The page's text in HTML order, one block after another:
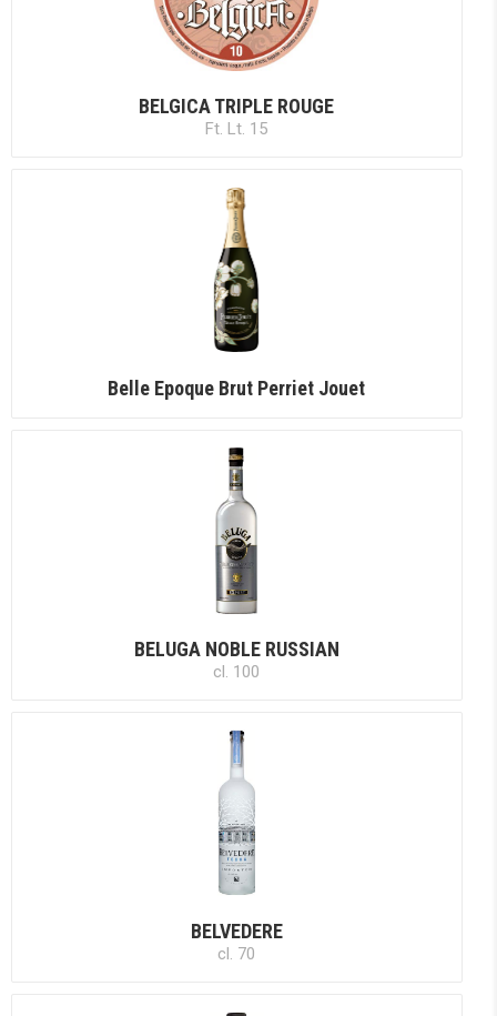
BELGICA TRIPLE ROUGE
Ft. Lt. 15
Belle Epoque Brut Perriet Jouet
BELUGA NOBLE RUSSIAN
cl. 100
BELVEDERE
cl. 70